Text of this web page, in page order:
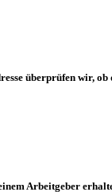
überprüfen wir, ob
Arbeitgeber